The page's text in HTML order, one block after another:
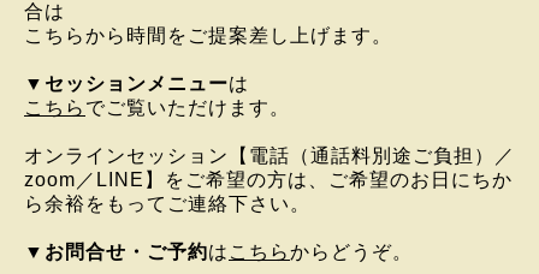
合は
こちらから時間をご提案差し上げます。
▼ セッションメニューは
こちら でご覧いただけます。
オンラインセッション
【電話（通話料別途ご負担）／
zoom／LINE】を ご希望の方は、
ご希望のお日にちか
ら余裕をもってご連絡下さい。
▼ お問合せ・ご予約は こちらからどうぞ。